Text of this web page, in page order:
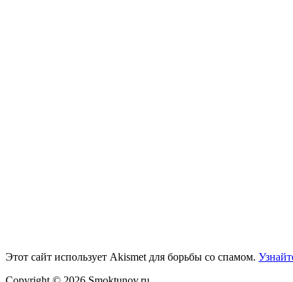
Этот сайт использует Akismet для борьбы со спамом.